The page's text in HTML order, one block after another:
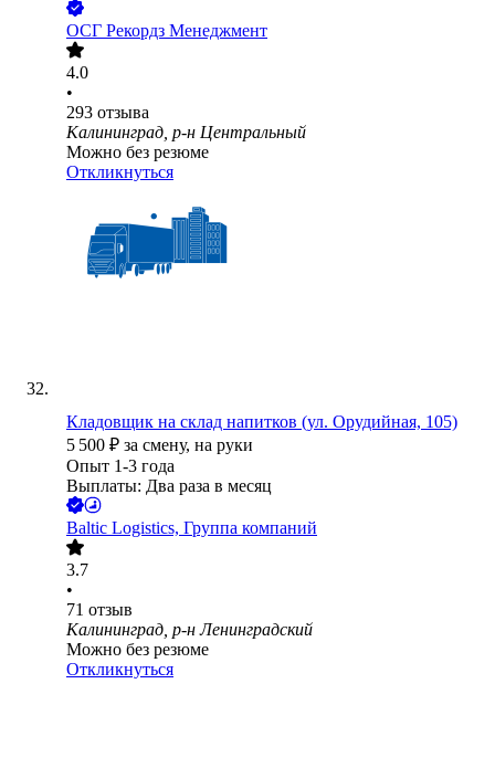
ОСГ Рекордз Менеджмент
4.0
•
293 отзыва
Калининград, р-н Центральный
Можно без резюме
Откликнуться
Кладовщик на склад напитков (ул. Орудийная, 105)
5 500 ₽ за смену, на руки
Опыт 1-3 года
Выплаты: Два раза в месяц
Baltic Logistics, Группа компаний
3.7
•
71 отзыв
Калининград, р-н Ленинградский
Можно без резюме
Откликнуться